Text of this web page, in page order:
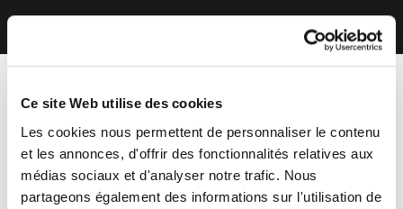
Ce site Web utilise des cookies
Les cookies nous permettent de personnaliser le contenu
et les annonces, d'offrir des fonctionnalités relatives aux
médias sociaux et d'analyser notre trafic. Nous
partageons également des informations sur l'utilisation de